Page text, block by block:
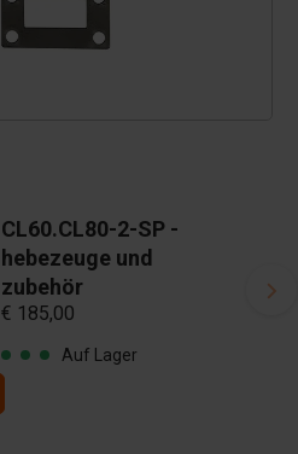
CL60.CL80-2-SP -
hebezeuge und
zubehör
€ 185,00
Auf Lager